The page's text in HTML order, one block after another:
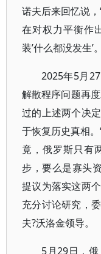
诺夫后来回忆说
在对权力平衡作
装’什么都没发生’
2025年5月
解散程序问题再
过的上述两个决
于恢复历史真相
竟，俄罗斯只有
步，要么是寡头
提议为落实这两
充分讨论研究，
夫?沃洛金领导。
5月29日，